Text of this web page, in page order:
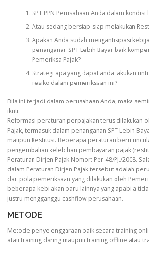
SPT PPN Perusahaan Anda dalam kondisi
Atau sedang bersiap-siap melakukan
Apakah Anda sudah mengantisipasi
penanganan SPT Lebih Bayar baik
Pemeriksa Pajak?
Strategi apa yang dapat anda lakukan
resiko dalam pemeriksaan ini?
Bila ini terjadi dalam perusahaan Anda, maka
ikuti:
Reformasi peraturan perpajakan terus dilakukan
Pajak, termasuk dalam penanganan SPT Lebih
maupun Restitusi. Beberapa peraturan
pengembalian kelebihan pembayaran pajak
Peraturan Dirjen Pajak Nomor: Per-48/PJ./2008.
dalam Peraturan Dirjen Pajak tersebut adalah
dan pola pemeriksaan yang dilakukan oleh
beberapa kebijakan baru lainnya yang apabila
justru mengganggu cashflow perusahaan.
METODE
Metode penyelenggaraan baik secara training
atau training daring maupun training offline atau